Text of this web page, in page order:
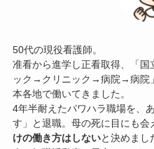
50代の現役看護師。
准看から進学し正看取得、「
ック→クリニック→病院→病院
本各地で働いてきました。
4年半耐えたパワハラ職場を、
す」と退職。母の死に目にも会
けの働き方はしないと決めまし